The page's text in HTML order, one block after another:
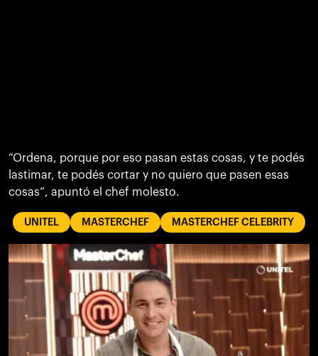
“Ordena, porque por eso pasan estas cosas, y te podés
lastimar, te podés cortar y no quiero que pasen esas
cosas”, apuntó el chef molesto.
UNITEL MASTERCHEF MASTERCHEF CELEBRITY